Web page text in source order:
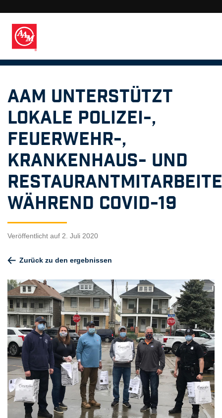
AAM unterstützt
lokale Polizei-,
Feuerwehr-,
Krankenhaus- und
während COVID-19
Veröffentlicht auf 2. Juli 2020
Zurück zu den ergebnissen